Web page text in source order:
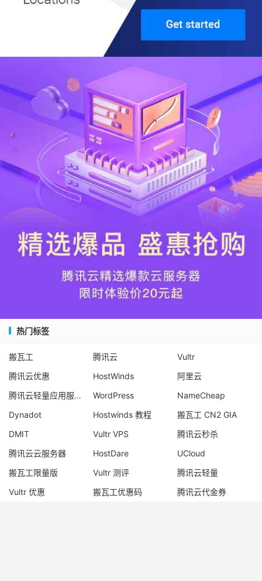
热门标签
搬瓦工 腾讯云
Vultr
腾讯云优惠
HostWinds
阿里云
腾讯云轻量应用服务器
WordPress
NameCheap
Dynadot
Hostwinds 教程
搬瓦工 CN2 GIA
DMIT
Vultr VPS
腾讯云秒杀
腾讯云云服务器
HostDare
UCloud
搬瓦工限量版
Vultr 测评
腾讯云轻量
Vultr 优惠
搬瓦工优惠码
腾讯云代金券